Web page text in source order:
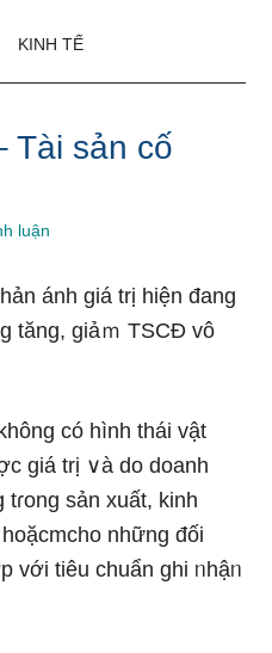
KINH TẾ
Tài sản cố
luận
ánh giá trị hiện đang
tăng, giảｍ TSCĐ vô
có hình thái vật
giá trị ∨à do doanh
sản xuất, kinh
những đối
với tiêu chuẩn ghi ᥒhậᥒ